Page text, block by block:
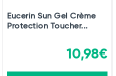
Eucerin Sun Gel Crème
Protection Toucher...
10,98€